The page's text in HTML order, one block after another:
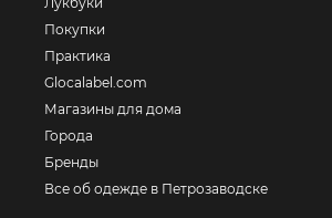
Покупки
Практика
Glocalabel.com
Магазины для дома
Города
Бренды
Все об одежде в Петрозаводске